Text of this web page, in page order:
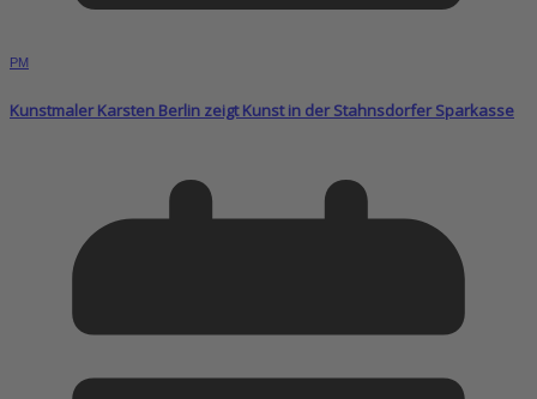
PM
Kunstmaler Karsten Berlin zeigt Kunst in der Stahnsdorfer Sparkasse